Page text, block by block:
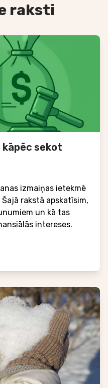
raksti
kāpēc sekot
izmaiņas ietekmē
rakstā apskatīsim,
un kā tas
intereses.